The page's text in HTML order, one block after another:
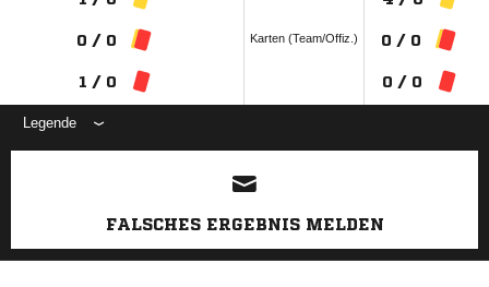
0 / 0
1 / 0
Karten (Team/Offiz.) 0 / 0
0 / 0
Legende
ANZEIGE
FALSCHES ERGEBNIS MELDEN